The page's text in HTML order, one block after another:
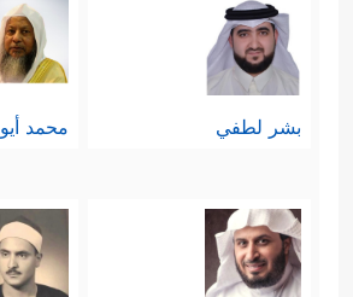
بشر لطفي محمد